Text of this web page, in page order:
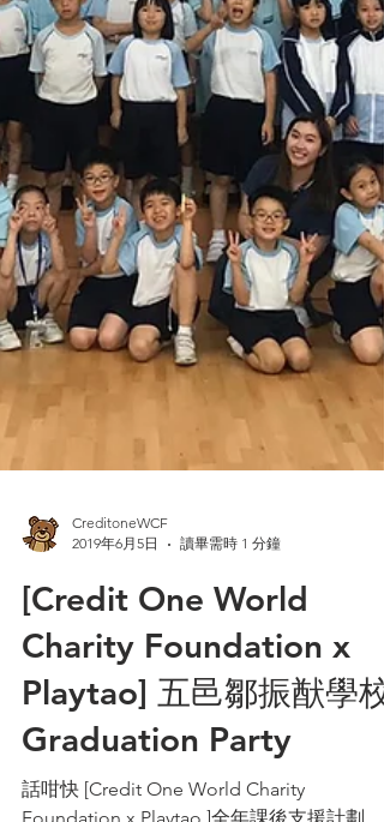
2019年6月5日
讀畢需時 1 分鐘
[Credit One World
Charity Foundation x
Playtao] 五邑鄒振猷學校